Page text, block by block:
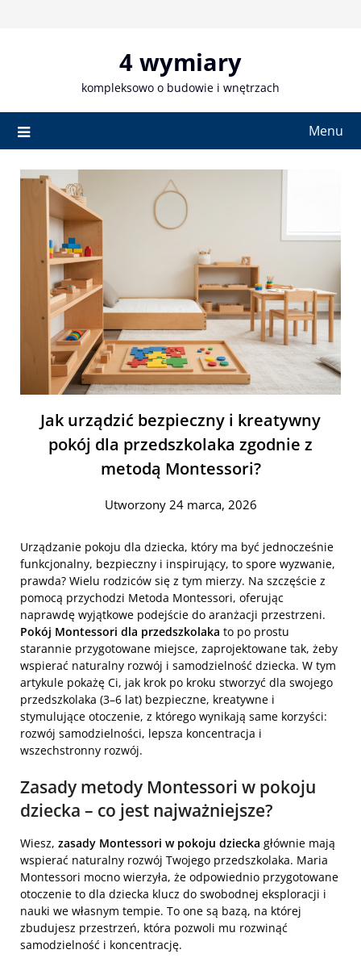
4 wymiary
kompleksowo o budowie i wnętrzach
Menu
Jak urządzić bezpieczny i kreatywny
pokój dla przedszkolaka zgodnie z
metodą Montessori?
Utworzony 24 marca, 2026
Urządzanie pokoju dla dziecka, który ma być jednocześnie
funkcjonalny, bezpieczny i inspirujący, to spore wyzwanie,
prawda? Wielu rodziców się z tym mierzy. Na szczęście z
pomocą przychodzi Metoda Montessori, oferując
naprawdę wyjątkowe podejście do aranżacji przestrzeni.
Pokój Montessori dla przedszkolaka to po prostu
starannie przygotowane miejsce, zaprojektowane tak, żeby
wspierać naturalny rozwój i samodzielność dziecka. W tym
artykule pokażę Ci, jak krok po kroku stworzyć dla swojego
przedszkolaka (3–6 lat) bezpieczne, kreatywne i
stymulujące otoczenie, z którego wynikają same korzyści:
rozwój samodzielności, lepsza koncentracja i
wszechstronny rozwój.
Zasady metody Montessori w pokoju
dziecka – co jest najważniejsze?
Wiesz, zasady Montessori w pokoju dziecka głównie mają
wspierać naturalny rozwój Twojego przedszkolaka. Maria
Montessori mocno wierzyła, że odpowiednio przygotowane
otoczenie to dla dziecka klucz do swobodnej eksploracji i
nauki we własnym tempie. To one są bazą, na której
zbudujesz przestrzeń, która pozwoli mu rozwinąć
samodzielność i koncentrację.